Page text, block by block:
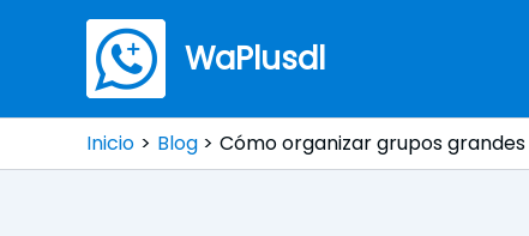
WaPlusdl
Inicio Blog Cómo organizar grupos